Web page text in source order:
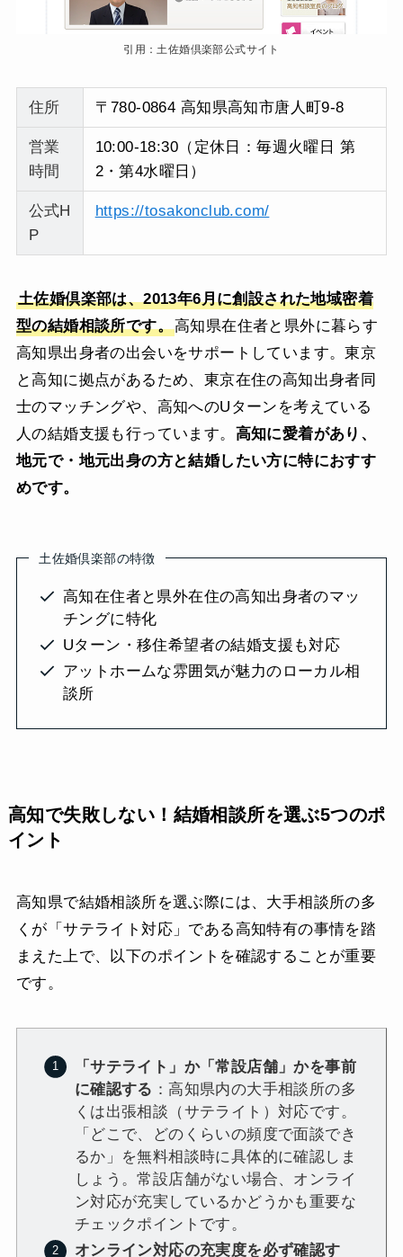
引用：土佐婚倶楽部公式サイト
住所 〒780-0864 高知県高知市唐人町9-8
営業
時間
10:00-18:30（定休日：毎週火曜日 第
2・第4水曜日）
公式H
P
https://tosakonclub.com/
土佐婚倶楽部は、2013年6月に創設された地域密着
型の結婚相談所です。高知県在住者と県外に暮らす
高知県出身者の出会いをサポートしています。東京
と高知に拠点があるため、東京在住の高知出身者同
士のマッチングや、高知へのUターンを考えている
人の結婚支援も行っています。 高知に愛着があり、
地元で・地元出身の方と結婚したい方に特におすす
めです。
土佐婚倶楽部の特徴
高知在住者と県外在住の高知出身者のマッ
チングに特化
Uターン・移住希望者の結婚支援も対応
アットホームな雰囲気が魅力のローカル相
談所
高知で失敗しない！結婚相談所を選ぶ5つのポ
イント
高知県で結婚相談所を選ぶ際には、大手相談所の多
くが「サテライト対応」である高知特有の事情を踏
まえた上で、以下のポイントを確認することが重要
です。
「サテライト」か「常設店舗」かを事前
に確認する ：高知県内の大手相談所の多
くは出張相談（サテライト）対応です。
「どこで、どのくらいの頻度で面談でき
るか」を無料相談時に具体的に確認しま
しょう。常設店舗がない場合、オンライ
ン対応が充実しているかどうかも重要な
チェックポイントです。
オンライン対応の充実度を必ず確認す